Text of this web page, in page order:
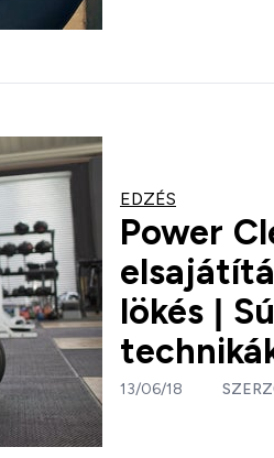
EDZÉS
Power
lökés |
13/06/18